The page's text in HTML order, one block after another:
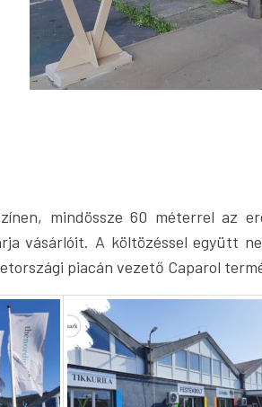
mindössze 60 méterrel az
vásárlóit. A költözéssel együtt
piacán vezető Caparol